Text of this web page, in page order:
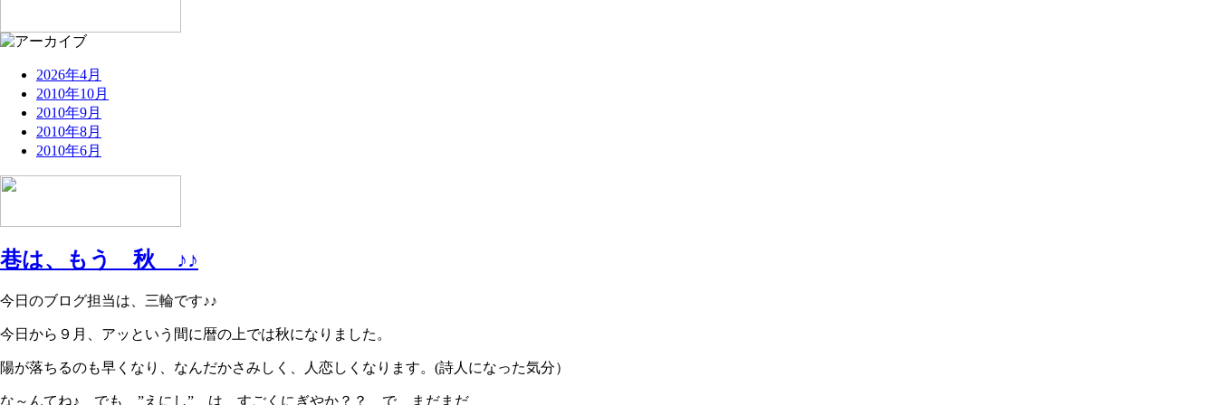
2026年4月
2010年10月
2010年9月
2010年8月
2010年6月
巷は、もう 秋 ♪♪
今日のブログ担当は、三輪です♪♪
今日から９月、アッという間に暦の上では秋になりました。
陽が落ちるのも早くなり、なんだかさみしく、人恋しくなります。(詩人になった気分）
な～んてね♪ でも ”えにし” は すごくにぎやか？？ で まだまだ